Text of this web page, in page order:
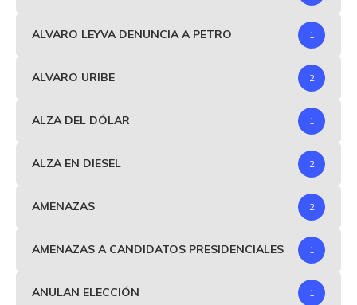
ALVARO LEYVA DENUNCIA A PETRO 1
ALVARO URIBE 2
ALZA DEL DÓLAR 1
ALZA EN DIESEL 2
AMENAZAS 2
AMENAZAS A CANDIDATOS PRESIDENCIALES 1
ANULAN ELECCIÓN 1